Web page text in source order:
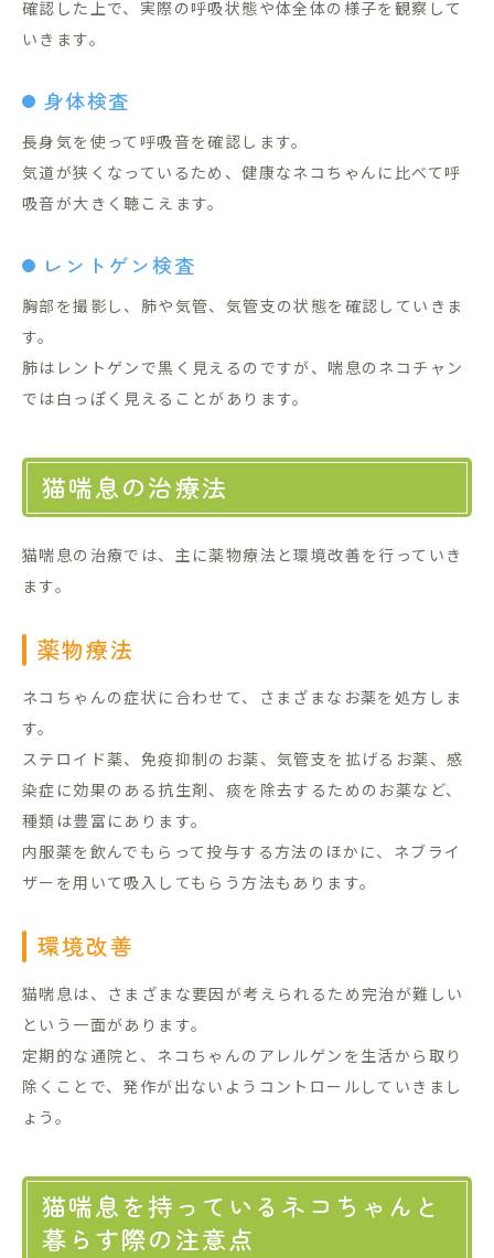
確認した上で、実際の呼吸状態や体全体の様子を観察して
いきます。
身体検査
長身気を使って呼吸音を確認します。
気道が狭くなっているため、健康なネコちゃんに比べて呼
吸音が大きく聴こえます。
レントゲン検査
胸部を撮影し、肺や気管、気管支の状態を確認していきま
す。
肺はレントゲンで黒く見えるのですが、喘息のネコチャン
では白っぽく見えることがあります。
猫喘息の治療法
猫喘息の治療では、主に薬物療法と環境改善を行っていき
ます。
薬物療法
ネコちゃんの症状に合わせて、さまざまなお薬を処方しま
す。
ステロイド薬、免疫抑制のお薬、気管支を拡げるお薬、感
染症に効果のある抗生剤、痰を除去するためのお薬など、
種類は豊富にあります。
内服薬を飲んでもらって投与する方法のほかに、ネブライ
ザーを用いて吸入してもらう方法もあります。
環境改善
猫喘息は、さまざまな要因が考えられるため完治が難しい
という一面があります。
定期的な通院と、ネコちゃんのアレルゲンを生活から取り
除くことで、発作が出ないようコントロールしていきまし
ょう。
猫喘息を持っているネコちゃんと
暮らす際の注意点